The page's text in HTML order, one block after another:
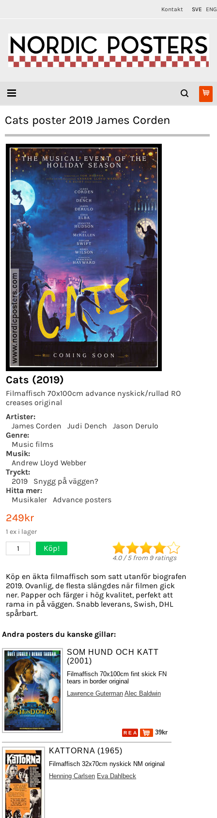
Kontakt SVE ENG
Cats poster 2019 James Corden
Cats (2019)
Filmaffisch 70x100cm advance nyskick/rullad RO
creases original
Artister:
James Corden
Judi Dench
Jason Derulo
Genre:
Music films
Musik:
Andrew Lloyd Webber
Tryckt:
2019
Snygg på väggen?
Hitta mer:
Musikaler
Advance posters
249kr
1 ex i lager
1 Köp!
4.0/5from 9ratings
Köp en äkta filmaffisch som satt utanför biografen
2019. Ovanlig, de flesta slängdes när filmen gick
ner. Papper och färger i hög kvalitet, perfekt att
rama in på väggen. Snabb leverans, Swish, DHL
spårbart.
Andra posters du kanske gillar:
SOM HUND OCH KATT
(2001)
Filmaffisch 70x100cm fint skick FN
tears in border original
Lawrence Guterman Alec Baldwin
R E A 39kr
KATTORNA (1965)
Filmaffisch 32x70cm nyskick NM original
Henning Carlsen Eva Dahlbeck